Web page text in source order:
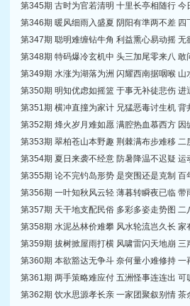
第345期 古时为官若清明 十里长亭相随行
第346期 暖风细雨入盛夏 阴阳有準两不差
第347期 聪明难缠钻牛角 利益熏心易动摇
第348期 特码爆冷玄机中 头三加尾零来八
第349期 水涨为湖落为洲 闪耀西南据咽喉
第350期 明知优虑如摇篮 于事无补徒悲伤
第351期 横冲直撞为家计 兄猛恶毒讨生机
第352期 烽火岁月难如愿 满腔热血慕西方
第353期 翠柏苍山本野趣 荆棘满布步难移
第354期 夏日来袭不经意 防暑降温不迟疑
第355期 论不完钓岛形势 是突围还是克制
第356期 一叶知秋风云轻 薄暮转瞬夜已临
第357期 天干地支配民俗 多彩多姿走势图
第358期 水泥丛林价难攀 风水轮流岂久长
第359期 拔树掀屋雨打横 风啸雷闪天地崩
第360期 本欲豁达无争斗 奈何量小难修持
第361期 两手策略难应付 五洲怪事连连出
第362期 饮水思源孝长亲 一家团聚叙别情